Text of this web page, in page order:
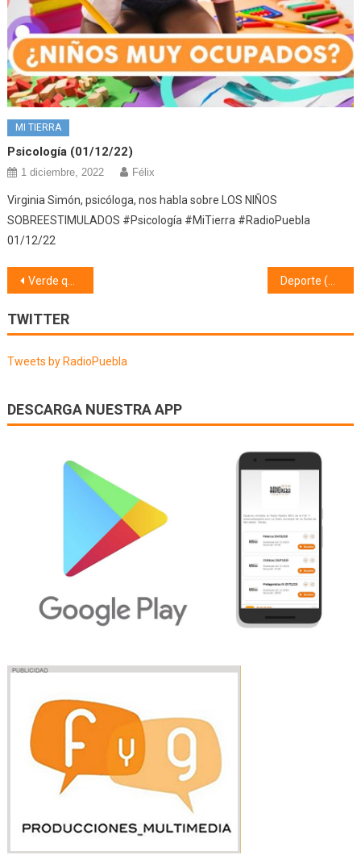
MI TIERRA
Psicología (01/12/22)
1 diciembre, 2022 Félix
Virginia Simón, psicóloga, nos habla sobre LOS NIÑOS
SOBREESTIMULADOS #Psicología #MiTierra #RadioPuebla
01/12/22
Navegación
de
entradas
Verde que te quiero verde (18/01/19)
TWITTER
Tweets by RadioPuebla
DESCARGA NUESTRA APP